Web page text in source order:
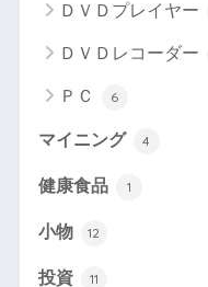
ＤＶＤプレイヤー
ＤＶＤレコーダー
ＰＣ 6
マイニング 4
健康食品 1
小物 12
投資 11